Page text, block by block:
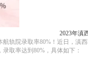
2023年滇
航轨院录取率80%！近日，滇
取率达到80%，具体如下：